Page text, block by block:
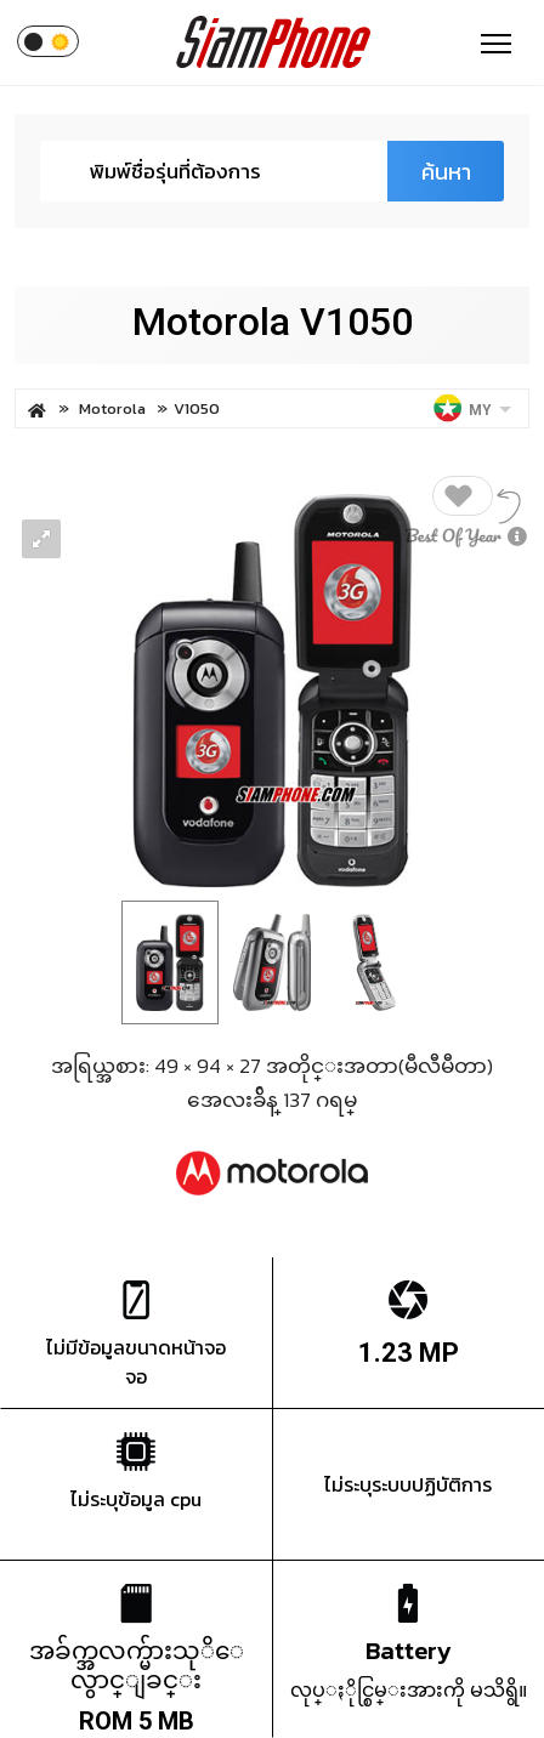
ค้นหา
Motorola V1050
Motorola V1050 MY
အရြယ္အစား: 49 × 94 × 27 အတိုင္းအတာ(မီလီမီတာ)
အေလးခ်ိန္ 137 ဂရမ္
ไม่มีข้อมูลขนาดหน้าจอ
จอ
1.23 MP
ไม่ระบุข้อมูล cpu ไม่ระบุระบบปฏิบัติการ
အခ်က္အလက္မ်ားသုိေ
လွာင္ျခင္း
ROM 5 MB
Battery
လုပ္ႏိုင္စြမ္းအားကို မသိရွိ။